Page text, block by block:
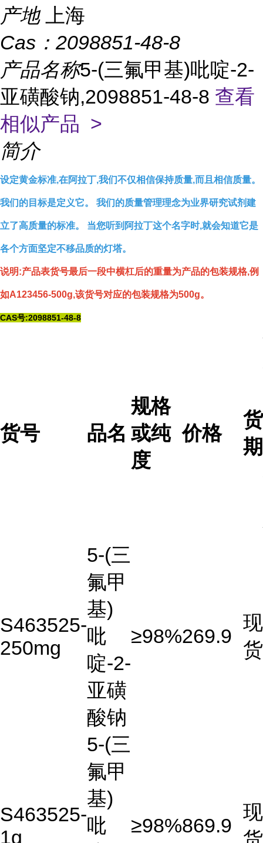
产地
上海
Cas： 2098851-48-8
产品名称5-(三氟甲基)吡啶-2-
亚磺酸钠,2098851-48-8 查看
相似产品 >
简介
设定黄金标准,在阿拉丁,我们不仅相信保持质量,而且相信质量。
我们的目标是定义它。 我们的质量管理理念为业界研究试剂建
立了高质量的标准。 当您听到阿拉丁这个名字时,就会知道它是
各个方面坚定不移品质的灯塔。
说明:产品表货号最后一段中横杠后的重量为产品的包装规格,例
如A123456-500g,该货号对应的包装规格为500g。
CAS号:2098851-48-8
货号 品名
规格
或纯
度
价格
货
期
S463525-
250mg
5-(三
氟甲
基)
吡
啶-2-
亚磺
酸钠
≥98%269.9
现
货
S463525-
1g
5-(三
氟甲
基)
吡
≥98%869.9
现